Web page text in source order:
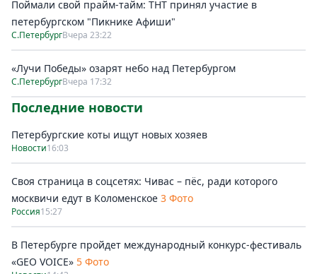
Поймали свой прайм-тайм: ТНТ принял участие в
петербургском "Пикнике Афиши"
С.ПетербургВчера 23:22
«Лучи Победы» озарят небо над Петербургом
С.ПетербургВчера 17:32
Последние новости
Петербургские коты ищут новых хозяев
Новости16:03
Своя страница в соцсетях: Чивас – пёс, ради которого
москвичи едут в Коломенское 3 Фото
Россия15:27
В Петербурге пройдет международный конкурс-фестиваль
«GEO VOICE» 5 Фото